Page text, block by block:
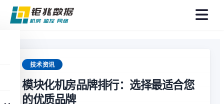
技术资讯
模块化机房品牌排行：选择最适合您
的优质品牌